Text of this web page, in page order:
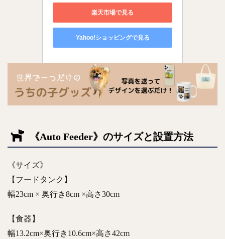
楽天市場で見る
Yahoo!ショッピングで見る
《Auto Feeder》のサイズと設置方法
《サイズ》
【フードタンク】
幅23cm × 奥行き8cm ×高さ30cm
【食器】
幅13.2cm×奥行き10.6cm×高さ42cm